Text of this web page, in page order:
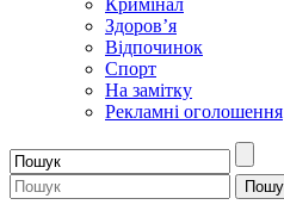
Кримінал
Здоров’я
Відпочинок
Спорт
На замітку
Рекламні оголошення